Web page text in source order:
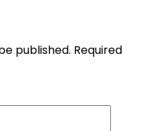
published. Required